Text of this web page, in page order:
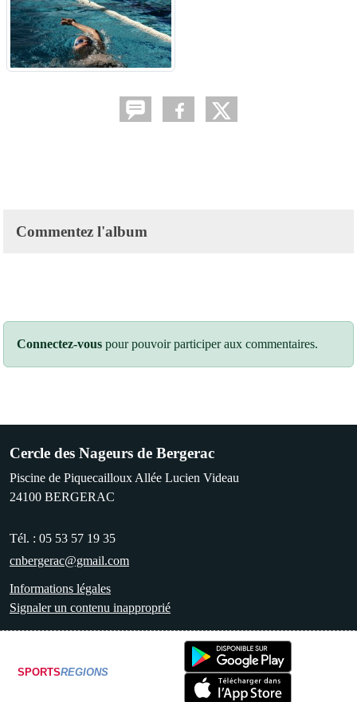
Commentez l'album
Connectez-vous pour pouvoir participer aux commentaires.
Cercle des Nageurs de Bergerac
Piscine de Piquecailloux Allée Lucien Videau
24100 BERGERAC
Tél. : 05 53 57 19 35
cnbergerac@gmail.com
Informations légales
Signaler un contenu inapproprié
SPORTSREGIONS